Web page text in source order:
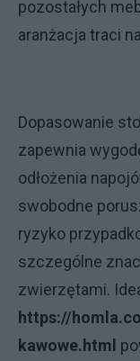
pozostałych
aranżacja traci
Dopasowanie
zapewnia
odłożenia
swobodne
ryzyko
szczególne
zwierzętami.
https://
kawowe.html